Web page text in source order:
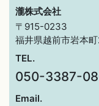
瀧株式会社
〒915-0233
福井県越前市岩本
TEL.
050-3387-
Email.